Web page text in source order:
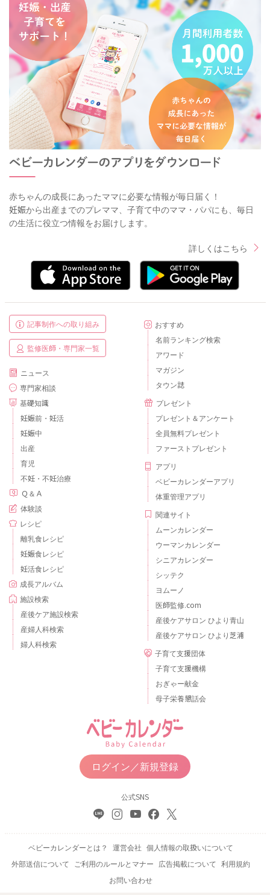
赤ちゃんの成長にあったママに必要な情報が毎日届く！
妊娠から出産までのプレママ、子育て中のママ・パパにも、毎日
の生活に役立つ情報をお届けします。
詳しくはこちら
記事制作への取り組み
監修医師・専門家一覧
ニュース
専門家相談
基礎知識
妊娠前・妊活
妊娠中
出産
育児
不妊・不妊治療
Ｑ＆Ａ
体験談
レシピ
離乳食レシピ
妊娠食レシピ
妊活食レシピ
成長アルバム
施設検索
産後ケア施設検索
産婦人科検索
婦人科検索
おすすめ
名前ランキング検索
アワード
マガジン
タウン誌
プレゼント
プレゼント＆アンケート
全員無料プレゼント
ファーストプレゼント
アプリ
ベビーカレンダーアプリ
体重管理アプリ
関連サイト
ムーンカレンダー
ウーマンカレンダー
シニアカレンダー
シッテク
ヨムーノ
医師監修.com
産後ケアサロン ひより青山
産後ケアサロン ひより芝浦
子育て支援団体
子育て支援機構
おぎゃー献金
母子栄養懇話会
ログイン／新規登録
公式SNS
ベビーカレンダーとは？ 運営会社 個人情報の取扱いについて
外部送信について
ご利用のルールとマナー 広告掲載について 利用規約
お問い合わせ